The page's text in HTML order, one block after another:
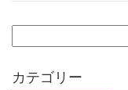
カテゴリー